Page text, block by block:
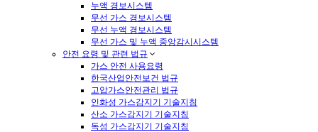
누액 경보시스템
무선 가스 경보시스템
무선 누액 경보시스템
무선 가스 및 누액 중앙감시시스템
안전 요령 및 관련 법규
가스 안전 사용요령
한국산업안전보건 법규
고압가스안전관리 법규
인화성 가스감지기 기술지침
산소 가스감지기 기술지침
독성 가스감지기 기술지침